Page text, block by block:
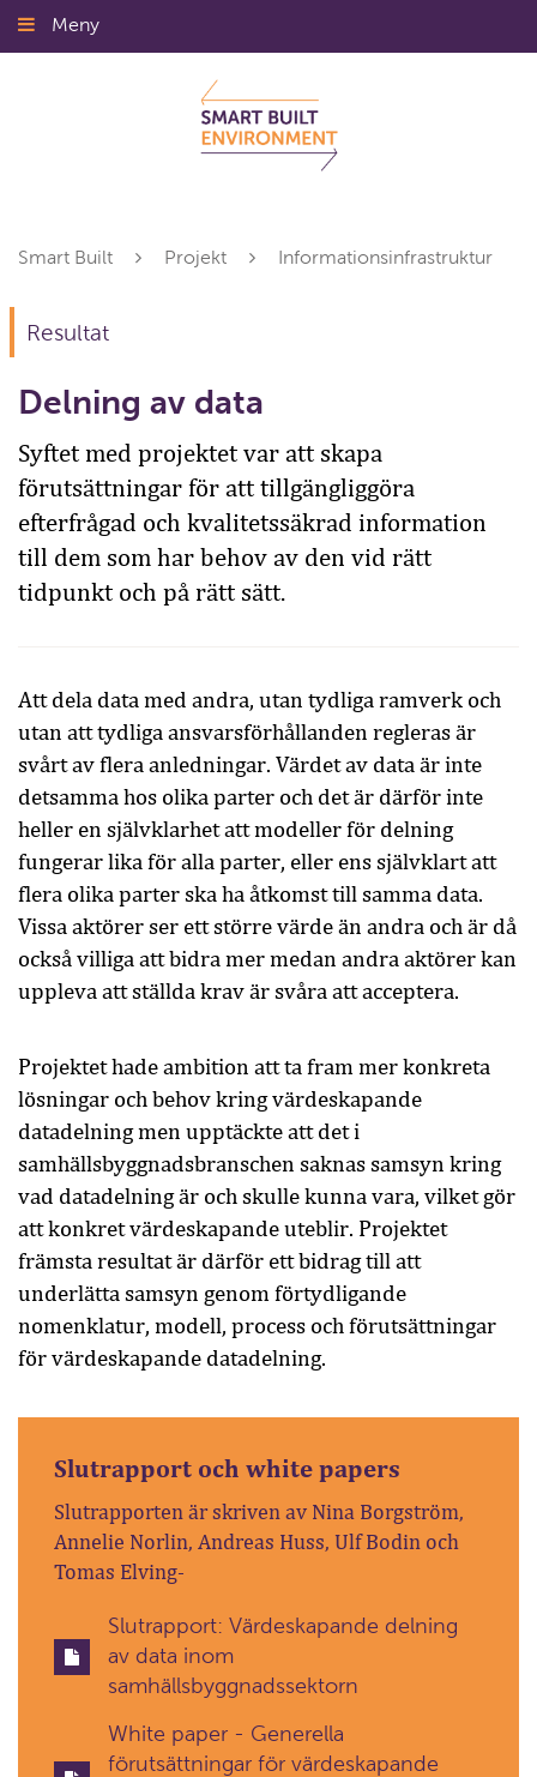
Gå
till
Meny
Smart Built Projekt Informationsinfrastruktur
Resultat
Delning av data
Syftet med projektet var att skapa
förutsättningar för att tillgängliggöra
efterfrågad och kvalitetssäkrad information
till dem som har behov av den vid rätt
tidpunkt och på rätt sätt.
Att dela data med andra, utan tydliga ramverk och
utan att tydliga ansvarsförhållanden regleras är
svårt av flera anledningar. Värdet av data är inte
detsamma hos olika parter och det är därför inte
heller en självklarhet att modeller för delning
fungerar lika för alla parter, eller ens självklart att
flera olika parter ska ha åtkomst till samma data.
Vissa aktörer ser ett större värde än andra och är då
också villiga att bidra mer medan andra aktörer kan
uppleva att ställda krav är svåra att acceptera.
Projektet hade ambition att ta fram mer konkreta
lösningar och behov kring värdeskapande
datadelning men upptäckte att det i
samhällsbyggnadsbranschen saknas samsyn kring
vad datadelning är och skulle kunna vara, vilket gör
att konkret värdeskapande uteblir. Projektet
främsta resultat är därför ett bidrag till att
underlätta samsyn genom förtydligande
nomenklatur, modell, process och förutsättningar
för värdeskapande datadelning.
Slutrapport och white papers
Slutrapporten är skriven av Nina Borgström,
Annelie Norlin, Andreas Huss, Ulf Bodin och
Tomas Elving-
Slutrapport: Värdeskapande delning
av data inom
samhällsbyggnadssektorn
White paper - Generella
förutsättningar för värdeskapande